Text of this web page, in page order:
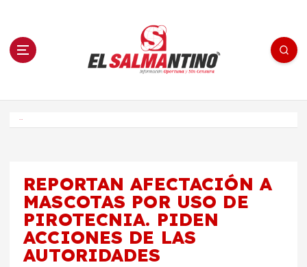
n El Salmantino - medios/noticias/editorial
REPORTAN AFECTACIÓN A
MASCOTAS POR USO DE
PIROTECNIA. PIDEN
ACCIONES DE LAS
AUTORIDADES